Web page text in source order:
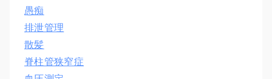
愚痴
排泄管理
散髪
脊柱管狭窄症